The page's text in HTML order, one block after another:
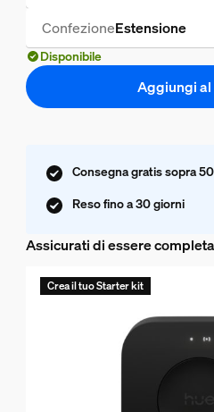
ConfezioneEstensione
Disponibile
Aggiungi
Consegna gratis sopra
Reso fino a 30 giorni
Assicurati di essere
Crea il tuo Starter kit